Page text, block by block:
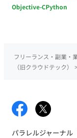
Objective-CPython
フリーランス・副業・
（旧クラウドテック）
パラレルジャーナル